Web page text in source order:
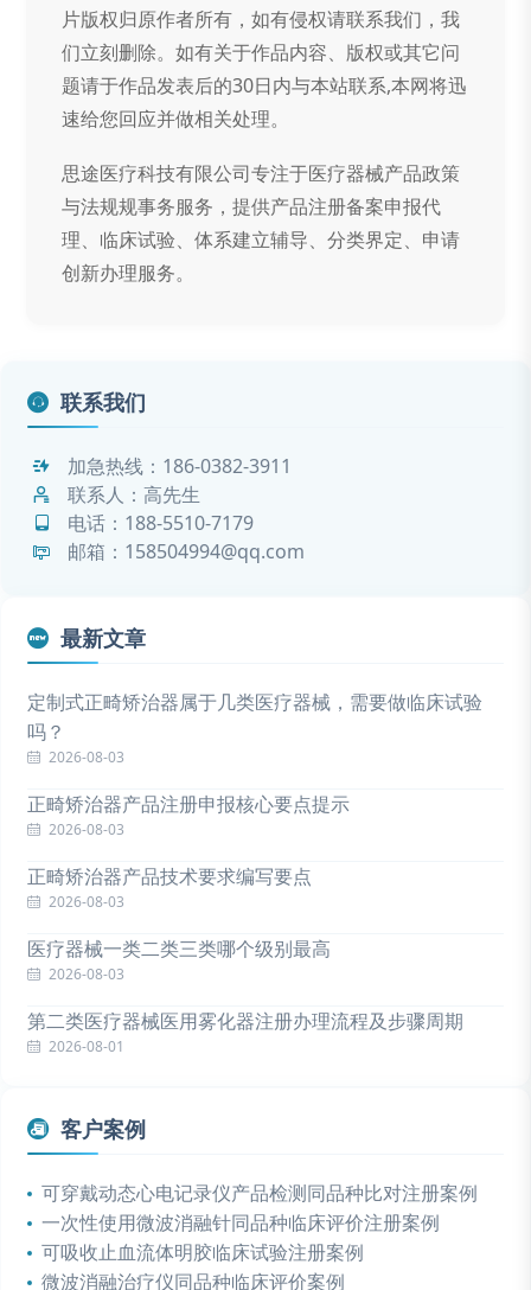
片版权归原作者所有，如有侵权请联系我们，我
们立刻删除。如有关于作品内容、版权或其它问
题请于作品发表后的30日内与本站联系,本网将迅
速给您回应并做相关处理。
思途医疗科技有限公司专注于医疗器械产品政策
与法规规事务服务，提供产品注册备案申报代
理、临床试验、体系建立辅导、分类界定、申请
创新办理服务。
联系我们
加急热线： 186-0382-3911
联系人：高先生
电话： 188-5510-7179
邮箱：158504994@qq.com
最新文章
定制式正畸矫治器属于几类医疗器械，需要做临床试验
吗？
2026-08-03
正畸矫治器产品注册申报核心要点提示
2026-08-03
正畸矫治器产品技术要求编写要点
2026-08-03
医疗器械一类二类三类哪个级别最高
2026-08-03
第二类医疗器械医用雾化器注册办理流程及步骤周期
2026-08-01
客户案例
可穿戴动态心电记录仪产品检测同品种比对注册案例
一次性使用微波消融针同品种临床评价注册案例
可吸收止血流体明胶临床试验注册案例
微波消融治疗仪同品种临床评价案例